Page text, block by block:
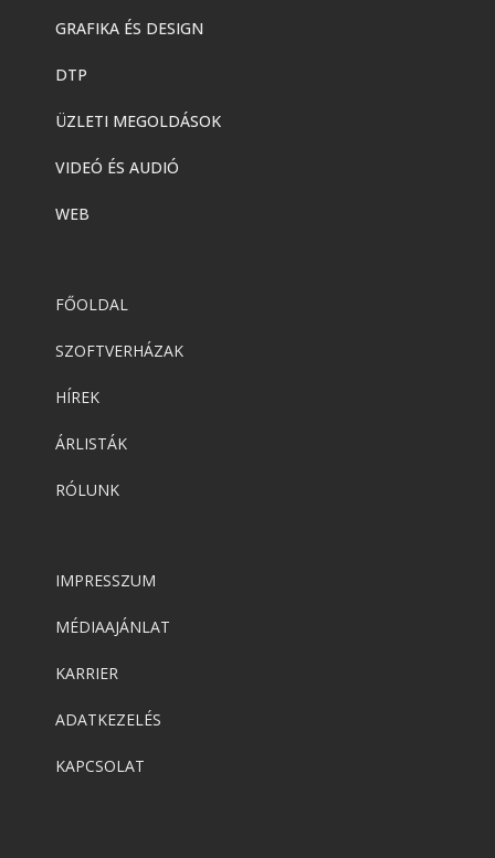
GRAFIKA ÉS DESIGN
DTP
ÜZLETI MEGOLDÁSOK
VIDEÓ ÉS AUDIÓ
WEB
FŐOLDAL
SZOFTVERHÁZAK
HÍREK
ÁRLISTÁK
RÓLUNK
IMPRESSZUM
MÉDIAAJÁNLAT
KARRIER
ADATKEZELÉS
KAPCSOLAT